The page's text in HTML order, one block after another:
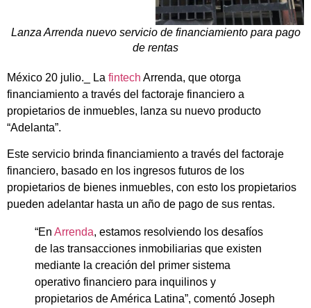
Lanza Arrenda nuevo servicio de financiamiento para pago
de rentas
México 20 julio._ La fintech Arrenda, que otorga
financiamiento a través del factoraje financiero a
propietarios de inmuebles, lanza su nuevo producto
“Adelanta”.
Este servicio brinda financiamiento a través del factoraje
financiero, basado en los ingresos futuros de los
propietarios de bienes inmuebles, con esto los propietarios
pueden adelantar hasta un año de pago de sus rentas.
“En Arrenda, estamos resolviendo los desafíos
de las transacciones inmobiliarias que existen
mediante la creación del primer sistema
operativo financiero para inquilinos y
propietarios de América Latina”, comentó Joseph